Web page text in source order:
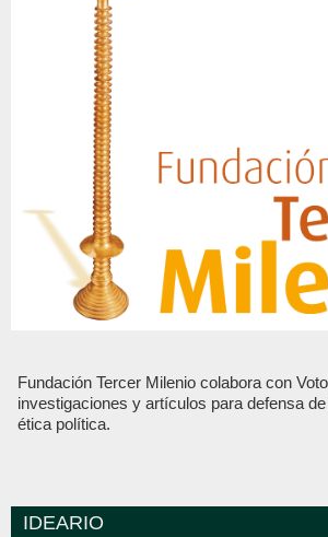
Fundación Tercer Milenio colabora con
investigaciones y artículos para defensa
ética política.
IDEARIO